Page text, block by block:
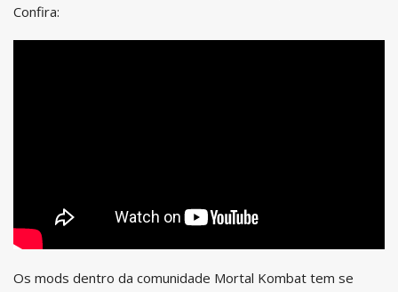
Confira:
Os mods dentro da comunidade Mortal Kombat tem se